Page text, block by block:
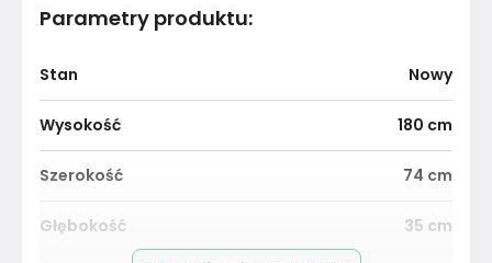
Parametry produktu:
Stan Nowy
Wysokość 180 cm
Szerokość 74 cm
Głębokość 35 cm